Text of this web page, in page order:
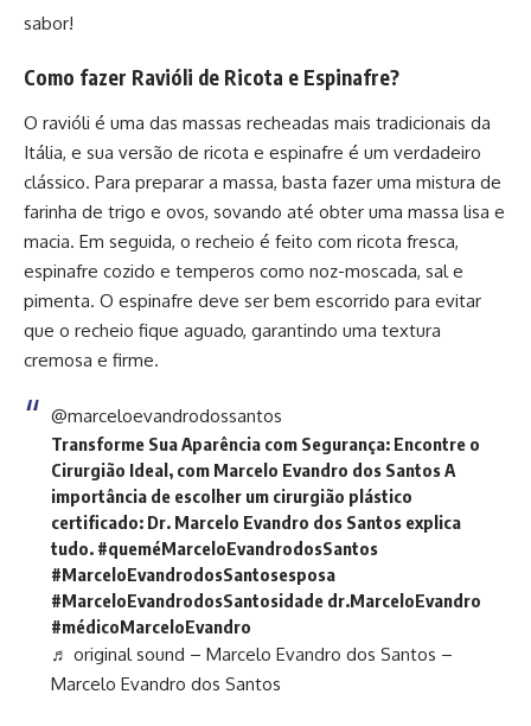
sabor!
Como fazer Ravióli de Ricota e Espinafre?
O ravióli é uma das massas recheadas mais tradicionais da
Itália, e sua versão de ricota e espinafre é um verdadeiro
clássico. Para preparar a massa, basta fazer uma mistura de
farinha de trigo e ovos, sovando até obter uma massa lisa e
macia. Em seguida, o recheio é feito com ricota fresca,
espinafre cozido e temperos como noz-moscada, sal e
pimenta. O espinafre deve ser bem escorrido para evitar
que o recheio fique aguado, garantindo uma textura
cremosa e firme.
@marceloevandrodossantos
Transforme Sua Aparência com Segurança: Encontre o
Cirurgião Ideal, com Marcelo Evandro dos Santos A
importância de escolher um cirurgião plástico
certificado: Dr. Marcelo Evandro dos Santos explica
tudo. #queméMarceloEvandrodosSantos
#MarceloEvandrodosSantosesposa
#MarceloEvandrodosSantosidadedr.MarceloEvandro
#médicoMarceloEvandro
♬ original sound – Marcelo Evandro dos Santos –
Marcelo Evandro dos Santos